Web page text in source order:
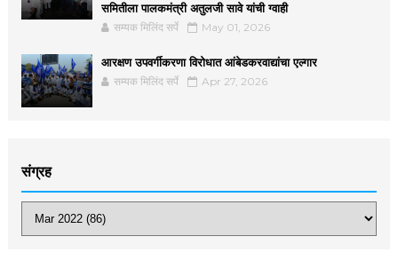
समितीला पालकमंत्री अतुलजी सावे यांची ग्वाही
सम्यक मिलिंद सर्पे May 01, 2026
आरक्षण उपवर्गीकरणा विरोधात आंबेडकरवाद्यांचा एल्गार
सम्यक मिलिंद सर्पे Apr 27, 2026
संग्रह